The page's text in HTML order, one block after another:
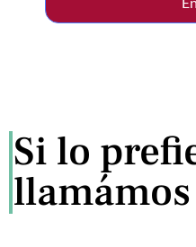
Si lo
llamámos